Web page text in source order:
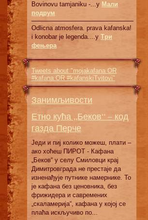
Bovinovu tamjaniku -...у Мали
подрум
Odlicna atmosfera. prava kafanska!
i konobar je legenda....у Три
фењера
Tweets about "mojakafana OR
#kafana OR #kafanskiTvitovi"
Занимљивости
Етно кућа „Беков“ – код
газда Перче
Једи и пиј колико можеш, плати –
ако хоћеш ПИРОТ - Кафана
„Беков“ у селу Смиловци крај
Димитровграда не престаје да
изненађује путнике намернике. То
је кафана без ценовника, без
фрижидера и савремених
„скаламерија“, кафана у којој се
плаћа искључиво по...